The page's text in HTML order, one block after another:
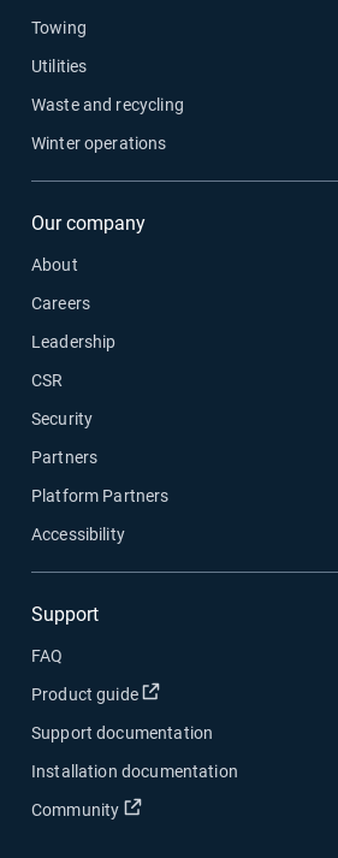
Towing
Utilities
Waste and recycling
Winter operations
Our company
About
Careers
Leadership
CSR
Security
Partners
Platform Partners
Accessibility
Support
FAQ
Product guide
新しいウィンドウで開く
Support documentation
Installation documentation
Community
新しいウィンドウで開く